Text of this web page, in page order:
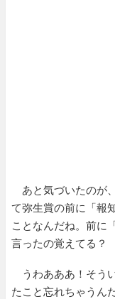
あと気づいたのが
て弥生賞の前に「報
ことなんだね。前に
言ったの覚えてる？
うわあああ！そう
たこと忘れちゃうん